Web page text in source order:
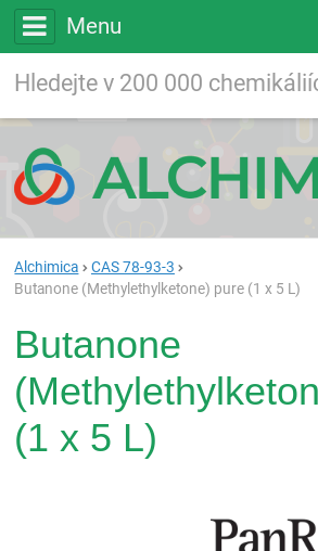
Menu
Vyhledávání
Alchimica
CAS 78-93-3
Butanone (Methylethylketone) pure (1 x 5 L)
Butanone
(1 x 5 L)